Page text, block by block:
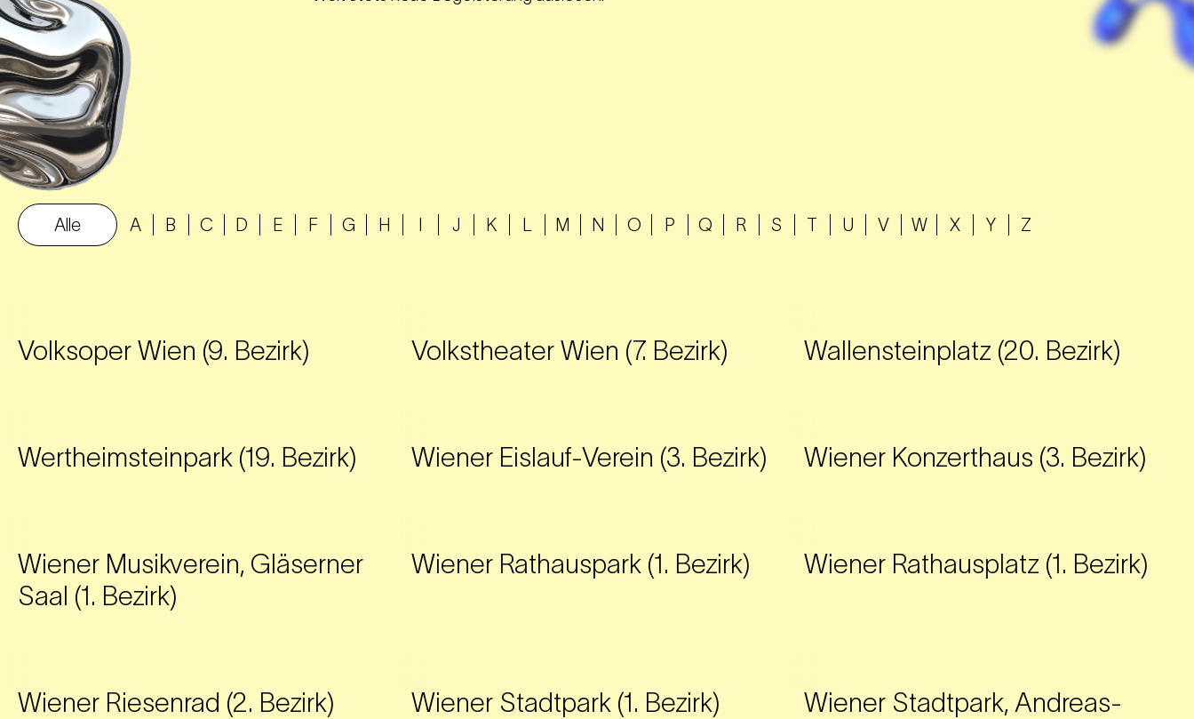
Alle A B C D E F G H J K L M N O P Q R S T U V W X Y Z
Volksoper Wien (9. Bezirk) Volkstheater Wien (7. Bezirk) Wallensteinplatz (20. Bezirk)
Wertheimsteinpark (19. Bezirk) Wiener Eislauf-Verein (3. Bezirk) Wiener Konzerthaus (3. Bezirk)
Wiener Musikverein, Gläserner
Saal (1. Bezirk)
Wiener Rathauspark (1. Bezirk) Wiener Rathausplatz (1. Bezirk)
Wiener Riesenrad (2. Bezirk) Wiener Stadtpark (1. Bezirk)
Wiener Stadtpark, Andreas-